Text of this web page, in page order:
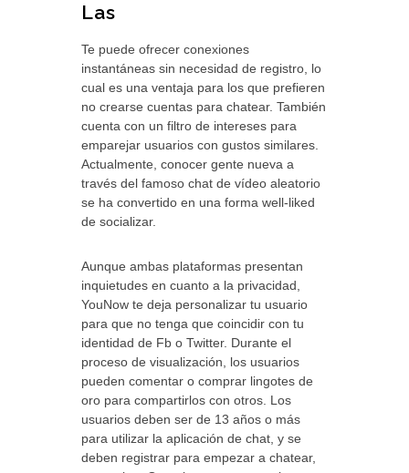
Las
Te puede ofrecer conexiones
instantáneas sin necesidad de registro, lo
cual es una ventaja para los que prefieren
no crearse cuentas para chatear. También
cuenta con un filtro de intereses para
emparejar usuarios con gustos similares.
Actualmente, conocer gente nueva a
través del famoso chat de vídeo aleatorio
se ha convertido en una forma well-liked
de socializar.
Aunque ambas plataformas presentan
inquietudes en cuanto a la privacidad,
YouNow te deja personalizar tu usuario
para que no tenga que coincidir con tu
identidad de Fb o Twitter. Durante el
proceso de visualización, los usuarios
pueden comentar o comprar lingotes de
oro para compartirlos con otros. Los
usuarios deben ser de 13 años o más
para utilizar la aplicación de chat, y se
deben registrar para empezar a chatear,